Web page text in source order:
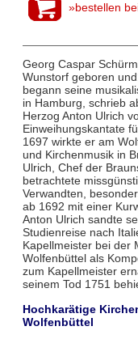
»bestellen
Georg Caspar
Wunstorf geboren
begann seine
in Hamburg, schrieb
Herzog Anton Ulrich
Einweihungskantate
1697 wirkte er am
und Kirchenmusik in
Ulrich, Chef der
betrachtete
Verwandten,
ab 1692 mit einer
Anton Ulrich sandte
Studienreise nach
Kapellmeister bei der
Wolfenbüttel als
zum Kapellmeister
seinem Tod 1751
Hochkarätige
Wolfenbüttel